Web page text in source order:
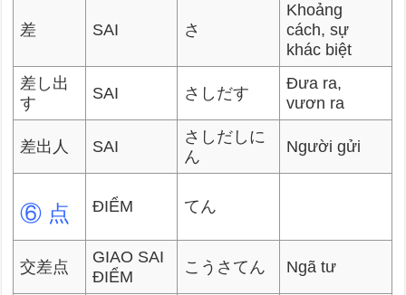
差 SAI さ
Khoảng
cách, sự
khác biệt
差し出
す
SAI さしだす
Đưa ra,
vươn ra
差出人 SAI
さしだしに
ん
Người gửi
⑥ 点 ĐIỂM てん
交差点
GIAO SAI
ĐIỂM
こうさてん Ngã tư